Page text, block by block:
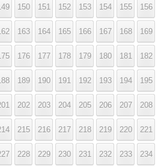
150 151 152 153 154 155 156
163 164 165 166 167 168 169
176 177 178 179 180 181 182
189 190 191 192 193 194 195
202 203 204 205 206 207 208
215 216 217 218 219 220 221
228 229 230 231 232 233 234